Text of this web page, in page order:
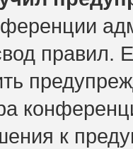
правил.
к